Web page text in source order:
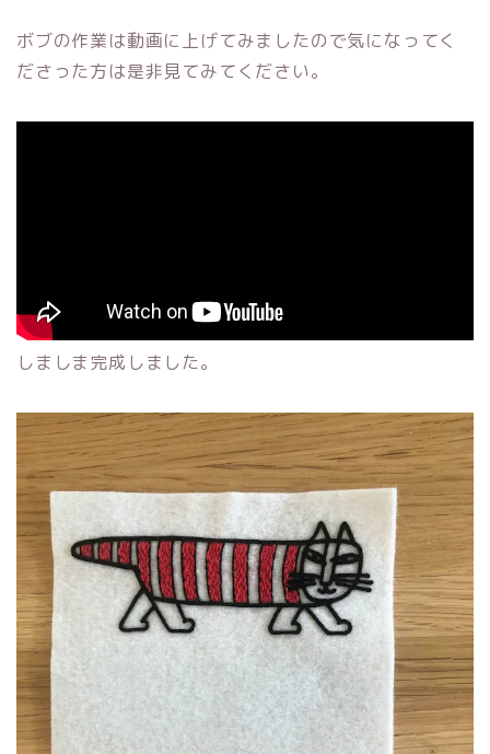
ボブの作業は動画に上げてみましたので気になってく
ださった方は是非見てみてください。
しましま完成しました。